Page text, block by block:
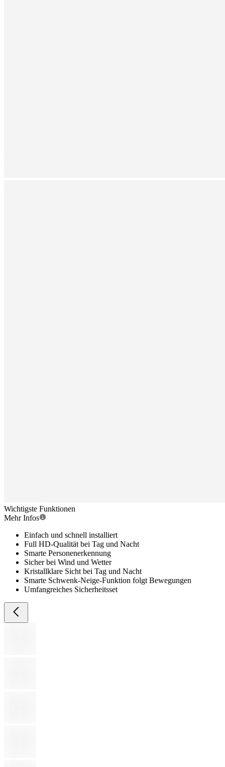
Wichtigste Funktionen
Mehr Infos
Einfach und schnell installiert
Full HD-Qualität bei Tag und Nacht
Smarte Personenerkennung
Sicher bei Wind und Wetter
Kristallklare Sicht bei Tag und Nacht
Smarte Schwenk-Neige-Funktion folgt Bewegungen
Umfangreiches Sicherheitsset